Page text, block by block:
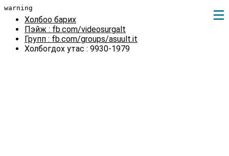
warning
Холбоо барих
Пэйж : fb.com/videosurgalt
Групп : fb.com/groups/asuult.it
Холбогдох утас : 9930-1979